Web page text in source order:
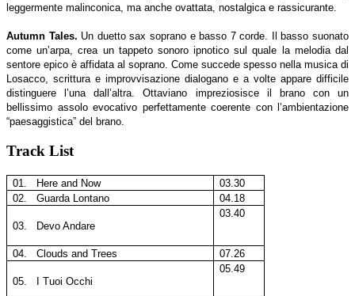
leggermente malinconica, ma anche ovattata, nostalgica e rassicurante.
Autumn Tales. Un duetto sax soprano e basso 7 corde. Il basso suonato
come un’arpa, crea un tappeto sonoro ipnotico sul quale la melodia dal
sentore epico è affidata al soprano. Come succede spesso nella musica di
Losacco, scrittura e improvvisazione dialogano e a volte appare difficile
distinguere l’una dall’altra. Ottaviano impreziosisce il brano con un
bellissimo assolo evocativo perfettamente coerente con l’ambientazione
“paesaggistica” del brano.
Track List
01. Here and Now
03.30
02.
Guarda Lontano 04.18
03. Devo Andare
03.40
04. Clouds and Trees 07.26
05. I Tuoi Occhi
05.49